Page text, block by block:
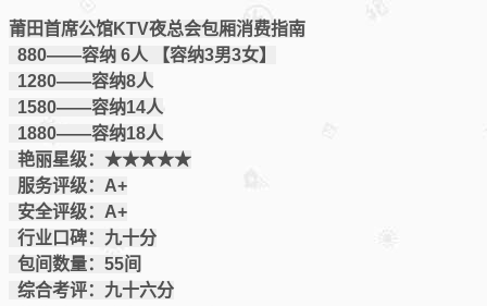
莆田首席公馆KTV夜总会包厢消费指南
880——容纳 6人 【容纳3男3女】
1280——容纳8人
1580——容纳14人
1880——容纳18人
艳丽星级：★★★★★
服务评级：A+
安全评级：A+
行业口碑：九十分
包间数量：55间
综合考评：九十六分